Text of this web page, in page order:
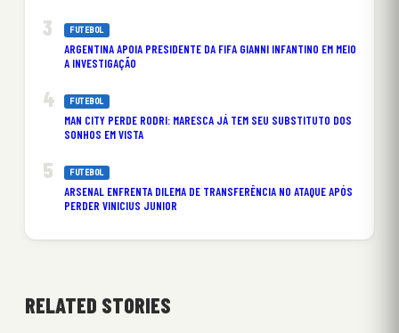
FUTEBOL
ARGENTINA APOIA PRESIDENTE DA FIFA GIANNI INFANTINO EM MEIO
A INVESTIGAÇÃO
FUTEBOL
MAN CITY PERDE RODRI: MARESCA JÁ TEM SEU SUBSTITUTO DOS
SONHOS EM VISTA
FUTEBOL
ARSENAL ENFRENTA DILEMA DE TRANSFERÊNCIA NO ATAQUE APÓS
PERDER VINICIUS JUNIOR
RELATED STORIES